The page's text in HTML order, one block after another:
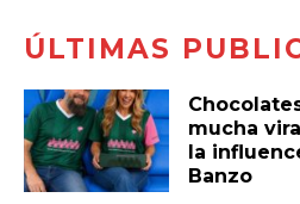
ÚLTIMAS
mucha
la
Banzo